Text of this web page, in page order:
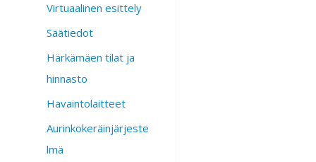
Virtuaalinen esittely
Säätiedot
Härkämäen tilat ja
hinnasto
Havaintolaitteet
Aurinkokeräinjärjeste
lmä